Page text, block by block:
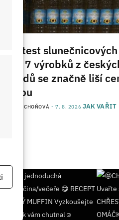
Velký test
2026: 7 výrobků z
obchodů se značně liší
kvalitou
JANA DUCHOŇOVÁ 7. 8. 2026 JAK VAŘIT